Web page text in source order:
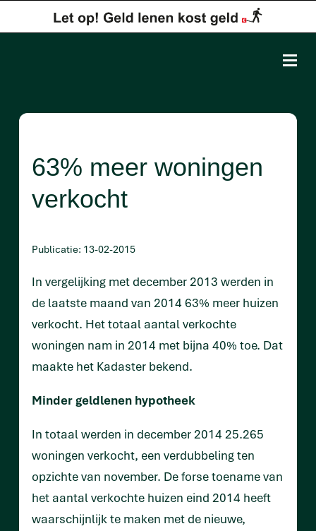
63% meer woningen
verkocht
Publicatie: 13-02-2015
In vergelijking met december 2013 werden in
de laatste maand van 2014 63% meer huizen
verkocht. Het totaal aantal verkochte
woningen nam in 2014 met bijna 40% toe. Dat
maakte het Kadaster bekend.
Minder geldlenen hypotheek
In totaal werden in december 2014 25.265
woningen verkocht, een verdubbeling ten
opzichte van november. De forse toename van
het aantal verkochte huizen eind 2014 heeft
waarschijnlijk te maken met de nieuwe,